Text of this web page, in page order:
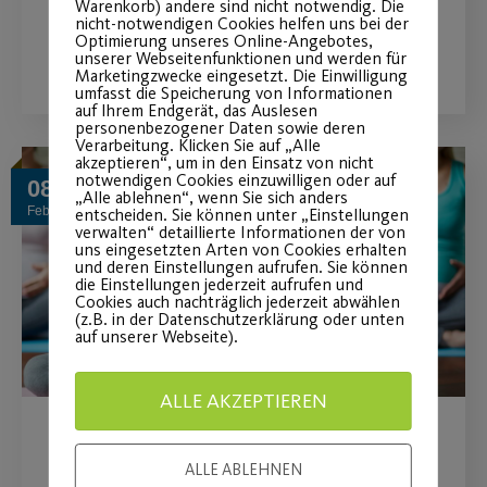
WEITERLESEN
08
Feb.
Fit und gestärkt durch Ihre
Warenkorb) andere sind nicht notwendig. Die
nicht-notwendigen Cookies helfen uns bei der
Optimierung unseres Online-Angebotes,
unserer Webseitenfunktionen und werden für
Marketingzwecke eingesetzt. Die Einwilligung
umfasst die Speicherung von Informationen
auf Ihrem Endgerät, das Auslesen
personenbezogener Daten sowie deren
Verarbeitung. Klicken Sie auf „Alle
akzeptieren“, um in den Einsatz von nicht
notwendigen Cookies einzuwilligen oder auf
„Alle ablehnen“, wenn Sie sich anders
entscheiden. Sie können unter „Einstellungen
verwalten“ detaillierte Informationen der von
uns eingesetzten Arten von Cookies erhalten
und deren Einstellungen aufrufen. Sie können
die Einstellungen jederzeit aufrufen und
Cookies auch nachträglich jederzeit abwählen
(z.B. in der Datenschutzerklärung oder unten
auf unserer Webseite).
ALLE AKZEPTIEREN
ALLE ABLEHNEN